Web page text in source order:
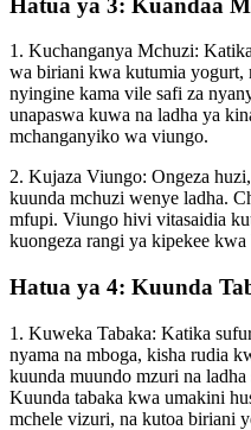
1. Kuchanganya Mchuzi:
wa biriani kwa kutumia yogurt,
nyingine kama vile safi za
unapaswa kuwa na ladha ya
mchanganyiko wa viungo.
2. Kujaza Viungo: Ongeza
kuunda mchuzi wenye ladha.
mfupi. Viungo hivi vitasaidia
kuongeza rangi ya kipekee
Hatua ya 4: Kuunda
1. Kuweka Tabaka: Katika
nyama na mboga, kisha rudia
kuunda muundo mzuri na
Kuunda tabaka kwa umakini
mchele vizuri, na kutoa biriani